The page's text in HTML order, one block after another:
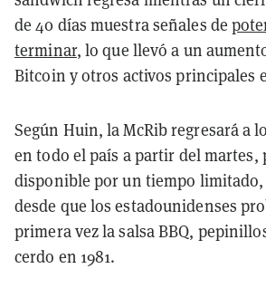
de 40 días muestra señales de
terminar, lo que llevó a un
Bitcoin y otros activos principales
Según Huin, la McRib regresará a
en todo el país a partir del martes,
disponible por un tiempo limitado,
desde que los estadounidenses
primera vez la salsa BBQ,
cerdo en 1981.